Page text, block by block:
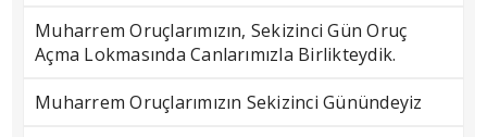
Muharrem Oruçlarımızın, Sekizinci Gün Oruç
Açma Lokmasında Canlarımızla Birlikteydik.
Muharrem Oruçlarımızın Sekizinci Günündeyiz